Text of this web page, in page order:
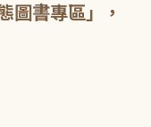
圖書專區」，